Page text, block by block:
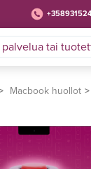
Macbook huollot